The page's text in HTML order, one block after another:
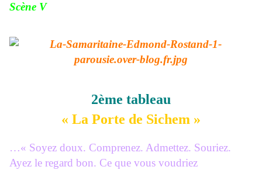
Scène V
2ème tableau
« La Porte de Sichem »
…« Soyez doux. Comprenez. Admettez. Souriez.
Ayez le regard bon. Ce que vous voudriez